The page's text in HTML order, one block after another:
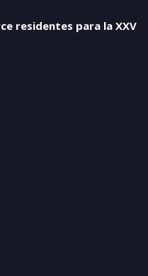
residentes para la XXV